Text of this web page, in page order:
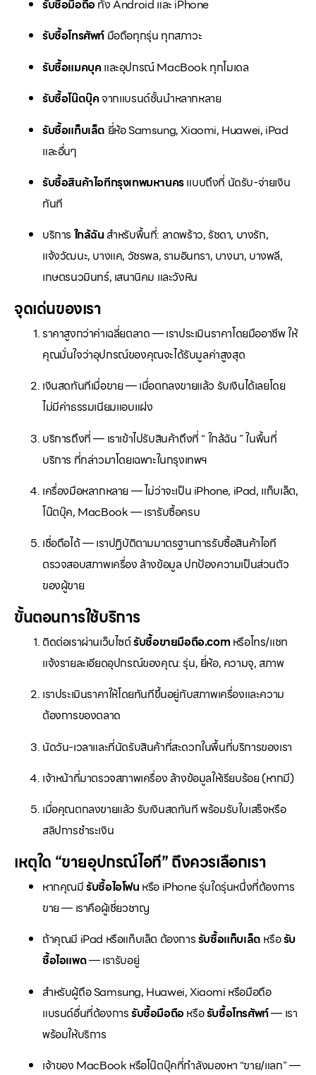
รับซื้อมือถือทั้ง Android และ iPhone
รับซื้อโทรศัพท์ มือถือทุกรุ่น ทุกสภาวะ
รับซื้อแมคบุคและอุปกรณ์ MacBook ทุกโมเดล
รับซื้อโน๊ตบุ๊คจากแบรนด์ชั้นนำหลากหลาย
รับซื้อแท็บเล็ต ยี่ห้อ Samsung, Xiaomi, Huawei, iPad
และอื่นๆ
รับซื้อสินค้าไอทีกรุงเทพมหานครแบบถึงที่ นัดรับ-จ่ายเงิน
ทันที
บริการ ใกล้ฉัน สำหรับพื้นที่: ลาดพร้าว, รัชดา, บางรัก,
แจ้งวัฒนะ, บางแค, วัชรพล, รามอินทรา, บางนา, บางพลี,
เกษตรนวมินทร์, เสนานิคม และวังหิน
จุดเด่นของเรา
ราคาสูงกว่าค่าเฉลี่ยตลาด — เราประเมินราคาโดยมืออาชีพ ให้
คุณมั่นใจว่าอุปกรณ์ของคุณจะได้รับมูลค่าสูงสุด
เงินสดทันทีเมื่อขาย — เมื่อตกลงขายแล้ว รับเงินได้เลยโดย
ไม่มีค่าธรรมเนียมแอบแฝง
บริการถึงที่ — เราเข้าไปรับสินค้าถึงที่ “ ใกล้ฉัน ” ในพื้นที่
บริการ ที่กล่าวมาโดยเฉพาะในกรุงเทพฯ
เครื่องมือหลากหลาย — ไม่ว่าจะเป็น iPhone, iPad, แท็บเล็ต,
โน๊ตบุ๊ค, MacBook — เรารับซื้อครบ
เชื่อถือได้ — เราปฏิบัติตามมาตรฐานการรับซื้อสินค้าไอที
ตรวจสอบสภาพเครื่อง ล้างข้อมูล ปกป้องความเป็นส่วนตัว
ของผู้ขาย
ขั้นตอนการใช้บริการ
ติดต่อเราผ่านเว็บไซต์รับซื้อขายมือถือ.com หรือโทร/แชท
แจ้งรายละเอียดอุปกรณ์ของคุณ: รุ่น, ยี่ห้อ, ความจุ, สภาพ
เราประเมินราคาให้โดยทันทีขึ้นอยู่กับสภาพเครื่องและความ
ต้องการของตลาด
นัดวัน-เวลาและที่นัดรับสินค้าที่สะดวกในพื้นที่บริการของเรา
เจ้าหน้าที่มาตรวจสภาพเครื่อง ล้างข้อมูลให้เรียบร้อย (หากมี)
เมื่อคุณตกลงขายแล้ว รับเงินสดทันที พร้อมรับใบเสร็จหรือ
สลิปการชำระเงิน
เหตุใด “ขายอุปกรณ์ไอที” ถึงควรเลือกเรา
หากคุณมีรับซื้อไอโฟน หรือ iPhone รุ่นใดรุ่นหนึ่งที่ต้องการ
ขาย — เราคือผู้เชี่ยวชาญ
ถ้าคุณมี iPad หรือแท็บเล็ต ต้องการรับซื้อแท็บเล็ต หรือรับ
ซื้อไอแพด— เรารับอยู่
สำหรับผู้ถือ Samsung, Huawei, Xiaomi หรือมือถือ
แบรนด์อื่นที่ต้องการรับซื้อมือถือหรือรับซื้อโทรศัพท์— เรา
พร้อมให้บริการ
เจ้าของ MacBook หรือโน๊ตบุ๊คที่กำลังมองหา “ขาย/แลก” —